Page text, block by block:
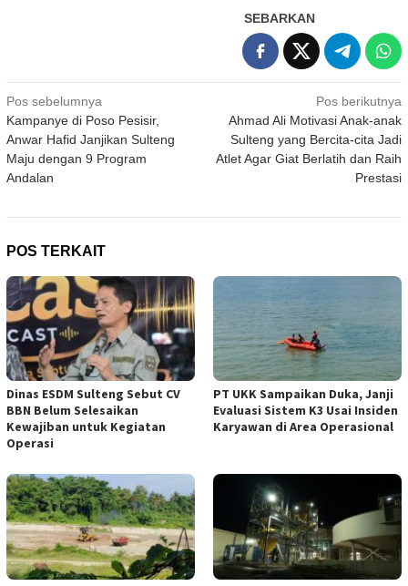
SEBARKAN
Navigasi
pos
Pos sebelumnya
Kampanye di Poso Pesisir,
Anwar Hafid Janjikan Sulteng
Maju dengan 9 Program
Andalan
Pos berikutnya
Ahmad Ali Motivasi Anak-anak
Sulteng yang Bercita-cita Jadi
Atlet Agar Giat Berlatih dan Raih
Prestasi
POS TERKAIT
Dinas ESDM Sulteng Sebut CV
BBN Belum Selesaikan
Kewajiban untuk Kegiatan
Operasi
PT UKK Sampaikan Duka, Janji
Evaluasi Sistem K3 Usai Insiden
Karyawan di Area Operasional